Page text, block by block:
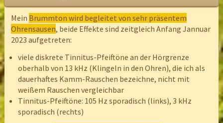
Mein Brummton wird begleitet von sehr präsentem
Ohrensausen, beide Effekte sind zeitgleich Anfang Jannuar
2023 aufgetreten:
viele diskrete Tinnitus-Pfeiftöne an der Hörgrenze
oberhalb von 13 kHz (Klingeln in den Ohren), die ich als
dauerhaftes Kamm-Rauschen bezeichne, nicht mit
weißem Rauschen vergleichbar
Tinnitus-Pfeiftöne: 105 Hz sporadisch (links), 3 kHz
sporadisch (rechts)